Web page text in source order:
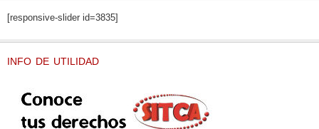
[responsive-slider id=3835]
INFO DE UTILIDAD